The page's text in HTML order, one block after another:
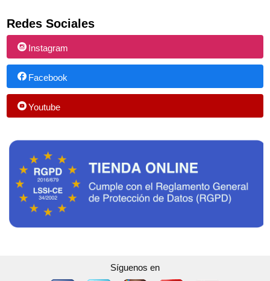
Redes Sociales
Instagram
Facebook
Youtube
Síguenos en